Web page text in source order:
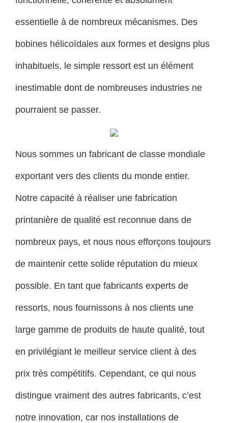
essentielle à de nombreux mécanismes. Des
bobines hélicoïdales aux formes et designs plus
inhabituels, le simple ressort est un élément
inestimable dont de nombreuses industries ne
pourraient se passer.
Nous sommes un fabricant de classe mondiale
exportant vers des clients du monde entier.
Notre capacité à réaliser une fabrication
printanière de qualité est reconnue dans de
nombreux pays, et nous nous efforçons toujours
de maintenir cette solide réputation du mieux
possible. En tant que fabricants experts de
ressorts, nous fournissons à nos clients une
large gamme de produits de haute qualité, tout
en privilégiant le meilleur service client à des
prix très compétitifs. Cependant, ce qui nous
distingue vraiment des autres fabricants, c’est
notre innovation, car nos installations de